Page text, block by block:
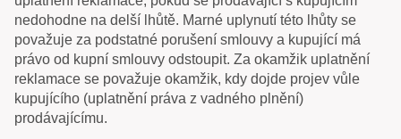
nedohodne na delší lhůtě. Marné uplynutí této lhůty se
považuje za podstatné porušení smlouvy a kupující má
právo od kupní smlouvy odstoupit. Za okamžik uplatnění
reklamace se považuje okamžik, kdy dojde projev vůle
kupujícího (uplatnění práva z vadného plnění)
prodávajícímu.